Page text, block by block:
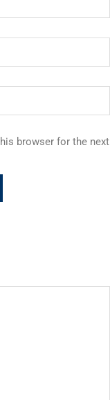
browser for the next